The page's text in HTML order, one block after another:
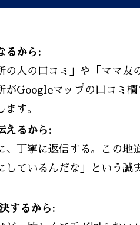
るから:
の人の口コミ」や「ママ友
がGoogleマップの口コミ欄
す。
えるから:
、丁寧に返信する。この地
ているんだな」という誠
するから: